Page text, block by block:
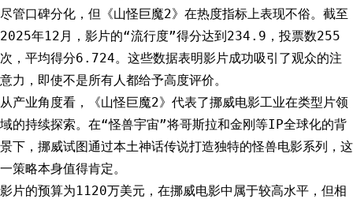
尽管口碑分化，但《山怪巨魔2》在热度指标上表现不俗。截至
2025年12月，影片的“流行度”得分达到234.9，投票数255
次，平均得分6.724。这些数据表明影片成功吸引了观众的注
意力，即使不是所有人都给予高度评价。
从产业角度看，《山怪巨魔2》代表了挪威电影工业在类型片领
域的持续探索。在“怪兽宇宙”将哥斯拉和金刚等IP全球化的背
景下，挪威试图通过本土神话传说打造独特的怪兽电影系列，这
一策略本身值得肯定。
影片的预算为1120万美元，在挪威电影中属于较高水平，但相